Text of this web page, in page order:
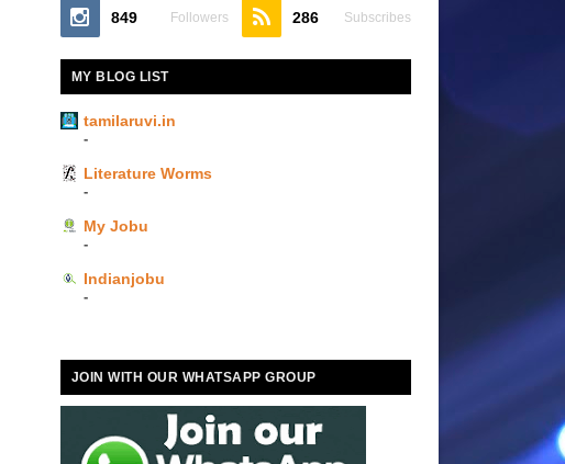
849 Followers 286 Subscribes
MY BLOG LIST
tamilaruvi.in
-
Literature Worms
-
My Jobu
-
Indianjobu
-
JOIN WITH OUR WHATSAPP GROUP